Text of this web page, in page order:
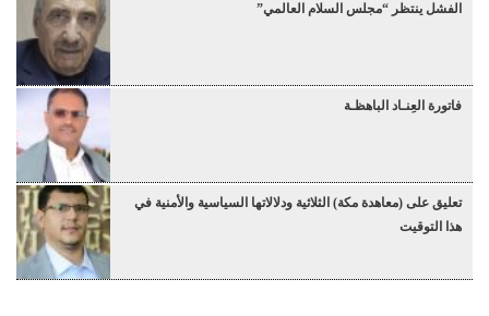
الفشل ينتظر “مجلس السلام العالمي”
فاتورة العِنـاد الباهظـة
تعليق على (معاهدة مكة) الثلاثية ودلالاتها السياسية والأمنية في
هذا التوقيت